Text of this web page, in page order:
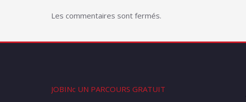
Les commentaires sont fermés.
JOBINc UN PARCOURS GRATUIT